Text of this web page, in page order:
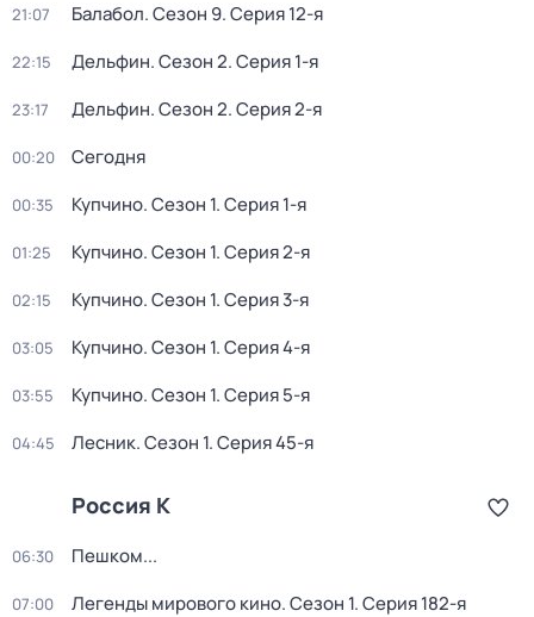
21:07 Балабол. Сезон 9. Серия 12-я
22:15 Дельфин. Сезон 2. Серия 1-я
23:17 Дельфин. Сезон 2. Серия 2-я
00:20 Сегодня
00:35 Купчино. Сезон 1. Серия 1-я
01:25 Купчино. Сезон 1. Серия 2-я
02:15 Купчино. Сезон 1. Серия 3-я
03:05 Купчино. Сезон 1. Серия 4-я
03:55 Купчино. Сезон 1. Серия 5-я
04:45 Лесник. Сезон 1. Серия 45-я
Россия К
06:30 Пешком...
07:00 Легенды мирового кино. Сезон 1. Серия 182-я